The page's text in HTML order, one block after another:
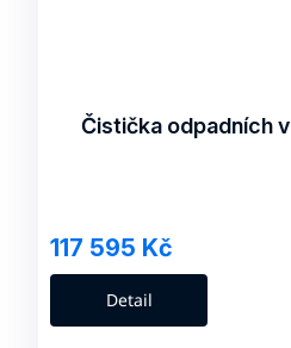
Čistička odpadních
117 595 Kč
Detail